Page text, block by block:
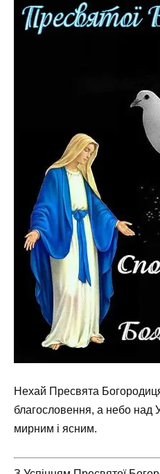
Нехай Пресвята
благословення, а небо над
мирним і ясним.